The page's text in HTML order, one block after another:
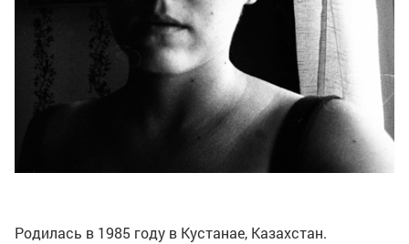
Родилась в 1985 году в Кустанае, Казахстан.